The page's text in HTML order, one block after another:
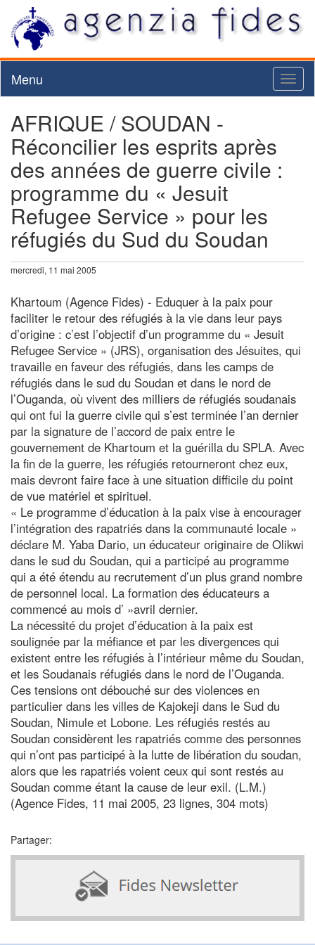
Menu
AFRIQUE / SOUDAN -
Réconcilier les esprits après
des années de guerre civile :
programme du « Jesuit
Refugee Service » pour les
réfugiés du Sud du Soudan
mercredi, 11 mai 2005
Khartoum (Agence Fides) - Eduquer à la paix pour
faciliter le retour des réfugiés à la vie dans leur pays
d’origine : c’est l’objectif d’un programme du « Jesuit
Refugee Service » (JRS), organisation des Jésuites, qui
travaille en faveur des réfugiés, dans les camps de
réfugiés dans le sud du Soudan et dans le nord de
l’Ouganda, où vivent des milliers de réfugiés soudanais
qui ont fui la guerre civile qui s’est terminée l’an dernier
par la signature de l’accord de paix entre le
gouvernement de Khartoum et la guérilla du SPLA. Avec
la fin de la guerre, les réfugiés retourneront chez eux,
mais devront faire face à une situation difficile du point
de vue matériel et spirituel.
« Le programme d’éducation à la paix vise à encourager
l’intégration des rapatriés dans la communauté locale »
déclare M. Yaba Dario, un éducateur originaire de Olikwi
dans le sud du Soudan, qui a participé au programme
qui a été étendu au recrutement d’un plus grand nombre
de personnel local. La formation des éducateurs a
commencé au mois d’ »avril dernier.
La nécessité du projet d’éducation à la paix est
soulignée par la méfiance et par les divergences qui
existent entre les réfugiés à l’intérieur même du Soudan,
et les Soudanais réfugiés dans le nord de l’Ouganda.
Ces tensions ont débouché sur des violences en
particulier dans les villes de Kajokeji dans le Sud du
Soudan, Nimule et Lobone. Les réfugiés restés au
Soudan considèrent les rapatriés comme des personnes
qui n’ont pas participé à la lutte de libération du soudan,
alors que les rapatriés voient ceux qui sont restés au
Soudan comme étant la cause de leur exil. (L.M.)
(Agence Fides, 11 mai 2005, 23 lignes, 304 mots)
Partager: